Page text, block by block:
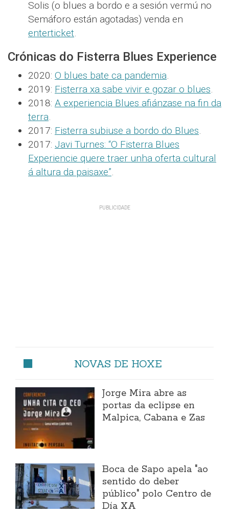
Solis (o blues a bordo e a sesión vermú no
Semáforo están agotadas) venda en
enterticket.
Crónicas do Fisterra Blues Experience
2020: O blues bate ca pandemia.
2019: Fisterra xa sabe vivir e gozar o blues.
2018: A experiencia Blues afiánzase na fin da
terra.
2017: Fisterra subiuse a bordo do Blues.
2017: Javi Turnes: “O Fisterra Blues
Experiencie quere traer unha oferta cultural
á altura da paisaxe”.
NOVAS DE HOXE
Jorge Mira abre as
portas da eclipse en
Malpica, Cabana e Zas
Boca de Sapo apela "ao
sentido do deber
público" polo Centro de
Día XA